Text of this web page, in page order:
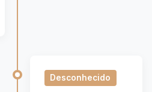
Desconhecido